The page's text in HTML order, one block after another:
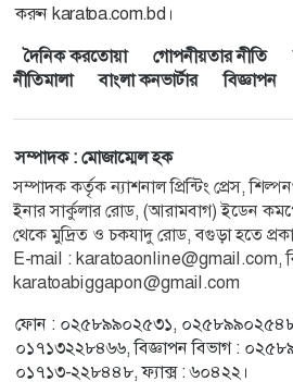
করুন karatoa.com.bd।
দৈনিক করতোয়া
গোপনীয়তার নীতি
নীতিমালা
বাংলা কনভার্টার বিজ্ঞাপন
সম্পাদক : মোজাম্মেল হক
সম্পাদক কর্তৃক ন্যাশনাল প্রিন্টিং প্রেস,
ইনার সার্কুলার রোড, (আরামবাগ) ইডেন
থেকে মুদ্রিত ও চকযাদু রোড, বগুড়া হতে
E-mail : karatoaonline@gmail.com,
karatoabiggapon@gmail.com
ফোন : ০২৫৮৯৯০২৫৩১, ০২৫৮৯৯০২৫৪৮,
০১৭১৩২২৮৪৬৬, বিজ্ঞাপন বিভাগ :
০১৭১৩-২২৮৪৪৮, ফ্যাক্স : ৬০৪২২।